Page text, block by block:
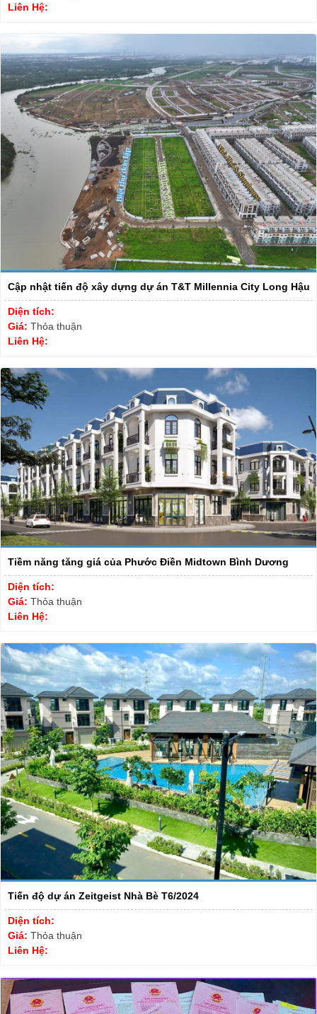
Liên Hệ:
Cập nhật tiến độ xây dựng dự án T&T Millennia City Long Hậu
Diện tích:
Giá: Thỏa thuận
Liên Hệ:
Tiềm năng tăng giá của Phước Điền Midtown Bình Dương
Diện tích:
Giá: Thỏa thuận
Liên Hệ:
Tiến độ dự án Zeitgeist Nhà Bè T6/2024
Diện tích:
Giá: Thỏa thuận
Liên Hệ: